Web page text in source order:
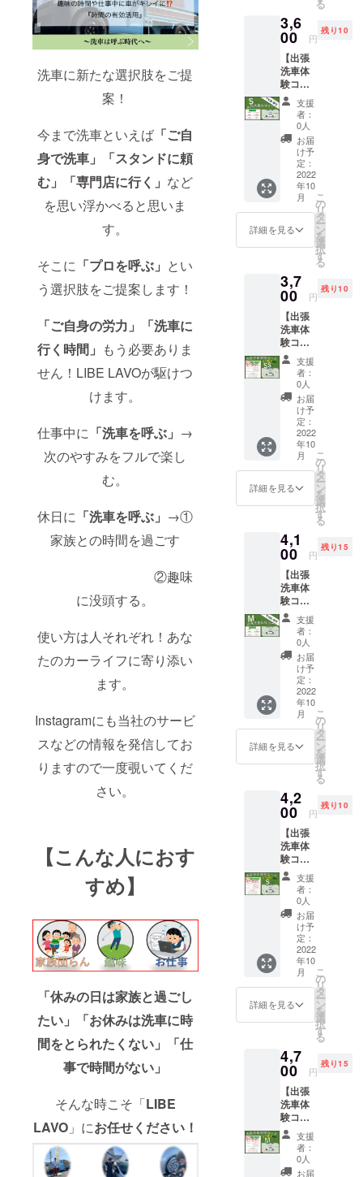
洗車に新たな選択肢をご提
案！
今まで洗車といえば 「ご自
身で洗車」「スタンドに頼
む」「専門店に行く」 など
を思い浮かべると思いま
す。
そこに 「プロを呼ぶ」 とい
う選択肢をご提案します！
「ご自身の労力」「洗車に
行く時間」 もう必要ありま
せん！LIBE LAVOが駆けつ
けます。
仕事中に 「洗車を呼ぶ」 →
次のやすみをフルで楽し
む。
休日に 「洗車を呼ぶ」 →①
家族との時間を過ごす
②趣味
に没頭する。
使い方は人それぞれ！あな
たのカーライフに寄り添い
ます。
Instagramにも当社のサービ
スなどの情報を発信してお
りますので一度覗いてくだ
さい。
【こんな人におす
すめ】
「休みの日は家族と過ごし
たい」「お休みは洗車に時
間をとられたくない」「仕
事で時間がない」
そんな時こそ「LIBE
LAVO」にお任せください！
サービ
ス再開
後お客
様のご
指定の
場所に
お伺い
いたし
ます。
※こちら
は一般
の料金
から
￥500-
OFFさ
せてい
ただき
ページ
からの
ご依頼
は出張
料はか
かりま
せん。
サイズ
につい
て：車
検証の
全長×全
幅×全高
＝サイ
8.5m3
未満
になり
ます。
（例：
スズ
キ ア
ルト）
備考欄
にお車
のメー
カーと
車種の
記入を
お願い
す。 ま
たリ
当日の
ご指定
場所の
ご記入
をお願
いいた
しま
す。 ま
た注意
事項を
御確認
お願い
いたし
ます。
ご不明
りまし
たらお
ださ
い。
る
3,6
00 円
残り10
【出張
洗車体
験コー
ス
￥500-
OFF】
「Sサイ
ズ」ス
タン
ダード
コー
ス！
４１０
０円→
３６０
０円 出
サービ
ス再開
後お客
様のご
指定の
場所に
お伺い
いたし
ます。
※こちら
は一般
の料金
から
￥500-
OFFさ
せてい
ただき
ページ
からの
ご依頼
は出張
料はか
かりま
せん。
サイズ
につい
て：車
検証の
全長×全
幅×全高
＝サイ
Sサ
上10.5
㎥未
満 に
なりま
す。
（例：
アク
ア、
ヴィッ
ツ） 備
考欄に
お車の
メー
カーと
車種の
お願い
しま
ターン
ご提供
当日の
ご指定
場所の
ご記入
をお願
いいた
しま
支援
者：
0人
お届
け予
定：
2022
年10
月
詳細を見る
こ
の
リ
タ
ー
ン
を
選
択
す
る
3,7
00 円
残り10
【出張
洗車体
験コー
ス
￥500-
OFF】
「SSサ
イズ」
こだわ
りコー
ス！
４２０
０円→
３７０
０円 出
張洗車
ス再開
後お客
様のご
指定の
場所に
お伺い
いたし
ます。
※こちら
は一般
の料金
から
￥500-
OFFさ
せてい
ただき
ます。
からの
ご依頼
は出張
料はか
かりま
せん。
サイズ
につい
て：車
検証の
全長×全
幅×全高
＝サイ
SS
未満
になり
ます。
（例：
スズ
キ ア
ルト）
備考欄
にお車
のメー
支援
者：
0人
お届
け予
定：
2022
年10
月
詳細を見る
こ
の
リ
タ
ー
ン
を
選
択
す
る
4,1
00 円
残り15
【出張
洗車体
験コー
ス
￥500-
OFF】
「Mサ
イズ」
スタン
ダード
コー
ス！
４６０
０円→
４１０
０円 出
サービ
ス再開
後お客
様のご
指定の
場所に
お伺い
いたし
ます。
※こちら
は一般
の料金
から
￥500-
OFFさ
せてい
ただき
ページ
からの
ご依頼
は出張
料はか
かりま
せん。
サイズ
につい
て：車
支援
者：
0人
お届
け予
定：
2022
年10
月
詳細を見る
こ
の
リ
タ
ー
ン
を
選
択
す
る
4,2
00 円
残り10
【出張
洗車体
験コー
ス
￥500-
OFF】
「Sサイ
ズ」こ
だわり
コー
ス！
４７０
０円→
４２０
０円 出
張洗車
ス再開
後お客
様のご
指定の
場所に
お伺い
いたし
ます。
※こちら
は一般
支援
者：
0人
お届
け予
定：
2022
年10
月
詳細を見る
こ
の
リ
タ
ー
ン
を
選
択
す
る
4,7
00 円
残り15
【出張
洗車体
験コー
ス
￥500-
OFF】
「Mサ
支援
者：
0人
お届